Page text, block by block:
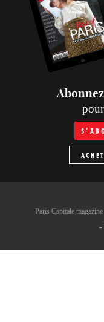
Paris Capitale magazine